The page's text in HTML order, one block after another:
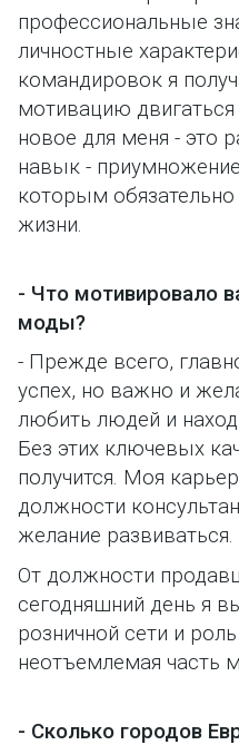
профессиональные
личностные
командировок я
мотивацию
новое для меня - это
навык -
которым
жизни.
- Что мотивировало
моды?
- Прежде всего,
успех, но важно и
любить людей и
Без этих ключевых
получится. Моя
должности
желание развиваться.
От должности
сегодняшний день я
розничной сети и
неотъемлемая часть
- Сколько городов